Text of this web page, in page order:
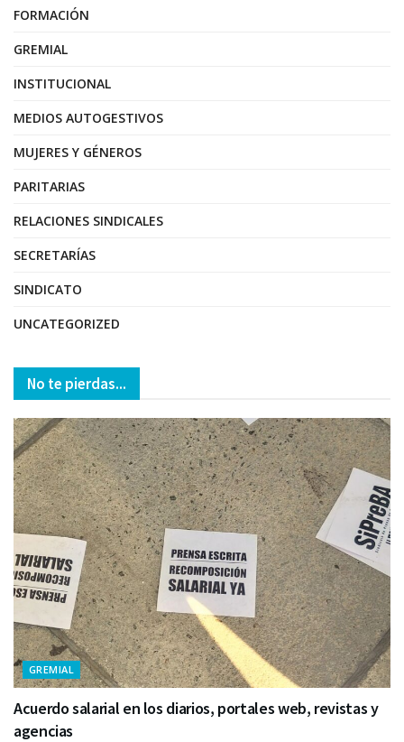
FORMACIÓN
GREMIAL
INSTITUCIONAL
MEDIOS AUTOGESTIVOS
MUJERES Y GÉNEROS
PARITARIAS
RELACIONES SINDICALES
SECRETARÍAS
SINDICATO
UNCATEGORIZED
No te pierdas...
GREMIAL
Acuerdo salarial en los diarios, portales web, revistas y
agencias